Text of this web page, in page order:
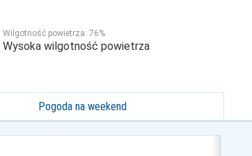
Wilgotność powietrza: 76%
Wysoka wilgotność powietrza
Pogoda na weekend